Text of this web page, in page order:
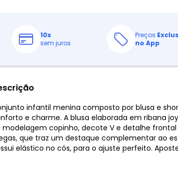
10x
sem juros
Preços
no App
infantil menina composto por blusa e
e charme. A blusa elaborada em ribana
modelagem copinho, decote V e detalhe
que traz um destaque complementar ao
elástico no cós, para o ajuste perfeito.